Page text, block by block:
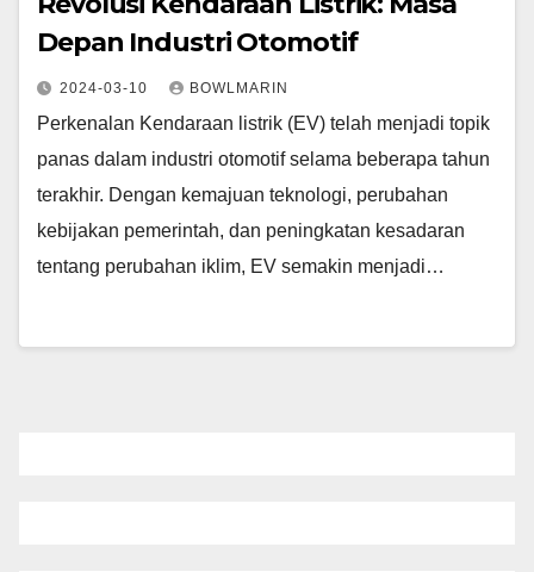
Depan Industri Otomotif
2024-03-10 BOWLMARIN
Perkenalan Kendaraan listrik (EV) telah menjadi topik
panas dalam industri otomotif selama beberapa tahun
terakhir. Dengan kemajuan teknologi, perubahan
kebijakan pemerintah, dan peningkatan kesadaran
tentang perubahan iklim, EV semakin menjadi…